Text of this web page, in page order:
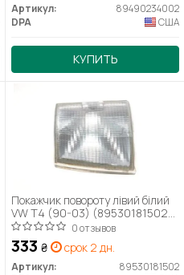
Артикул:
89490234002
DPA
США
КУПИТЬ
Покажчик повороту лівий білий
VW T4 (90-03) (89530181502)
DPA
0 отзывов
333 ₴ срок 2 дн.
Артикул:
89530181502